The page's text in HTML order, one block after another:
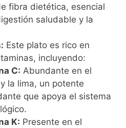
fibra dietética, esencial
saludable y la
Este plato es rico en
incluyendo:
C: Abundante en el
la lima, un potente
que apoya el sistema
K: Presente en el